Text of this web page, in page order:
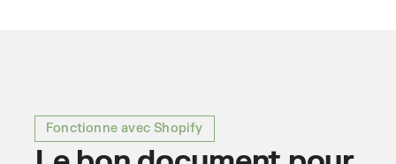
Fonctionne avec Shopify